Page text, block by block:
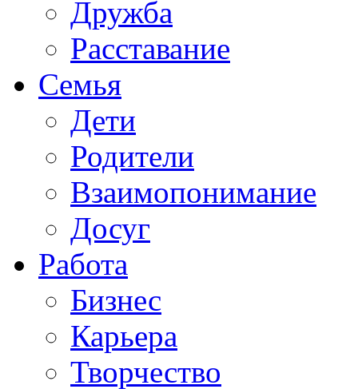
Дружба
Расставание
Семья
Дети
Родители
Взаимопонимание
Досуг
Работа
Бизнес
Карьера
Творчество